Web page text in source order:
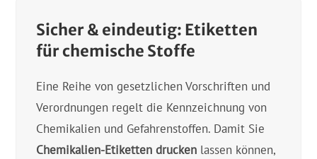
Sicher & eindeutig: Etiketten
für chemische Stoffe
Eine Reihe von gesetzlichen Vorschriften und
Verordnungen regelt die Kennzeichnung von
Chemikalien und Gefahrenstoffen. Damit Sie
Chemikalien-Etiketten drucken lassen können,